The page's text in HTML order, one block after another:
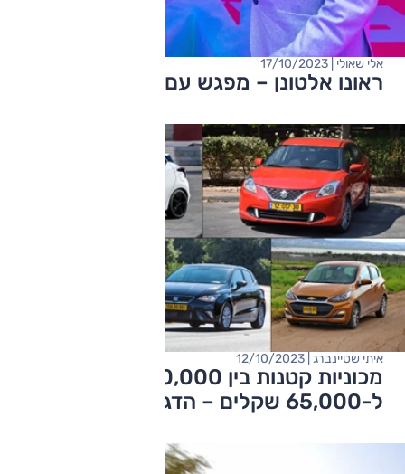
ראונו אלטונן – מפגש עם אגדה
אלי שאולי | 17/10/2023
ל-65,000 שקלים – הדגמים המומלצים
איתי שטיינברג | 12/10/2023